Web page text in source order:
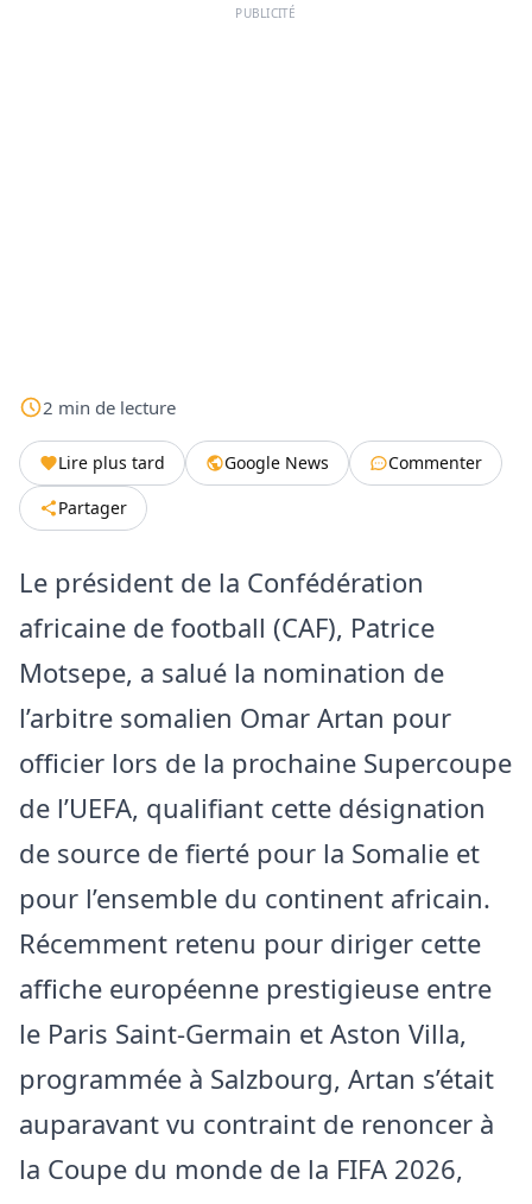
PUBLICITÉ
2 min de lecture
Lire plus tard Google News
Commenter
Partager
Le président de la Confédération
africaine de football (CAF), Patrice
Motsepe, a salué la nomination de
l’arbitre somalien Omar Artan pour
officier lors de la prochaine Supercoupe
de l’UEFA, qualifiant cette désignation
de source de fierté pour la Somalie et
pour l’ensemble du continent africain.
Récemment retenu pour diriger cette
affiche européenne prestigieuse entre
le Paris Saint-Germain et Aston Villa,
programmée à Salzbourg, Artan s’était
auparavant vu contraint de renoncer à
la Coupe du monde de la FIFA 2026,